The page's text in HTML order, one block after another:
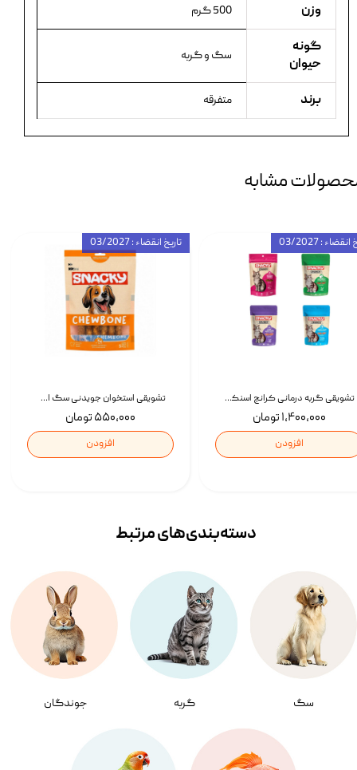
وزن 500 گرم
گونه
حیوان
سگ و گربه
برند متفرقه
مشابه
تشویقی استخوان جویدنی سگ اسنکی کرانچی با طعم مرغ Snacky Crunchy Munchy وزن 100 گرم
۵۵۰,۰۰۰ تومان
افزودن
تاریخ انقضاء : 03/2027
تشویقی گربه درمانی کرانچ اسنکی با طعم میکس Snacky Crunch Cat Treats وزن 60 گرم بسته 4 عددی
۱,۴۰۰,۰۰۰ تومان
افزودن
: 03/2027
سگ گربه جوندگان
دسته‌بندی‌‌های مرتبط